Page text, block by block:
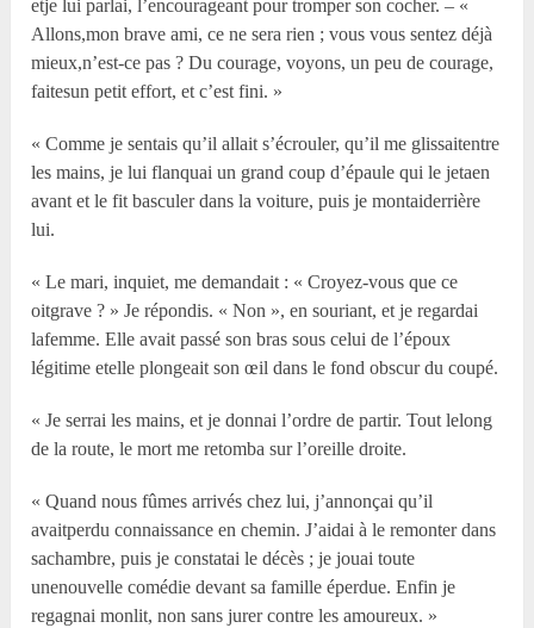
etje lui parlai, l’encourageant pour tromper son cocher. – «
Allons,mon brave ami, ce ne sera rien ; vous vous sentez déjà
mieux,n’est-ce pas ? Du courage, voyons, un peu de courage,
faitesun petit effort, et c’est fini. »
« Comme je sentais qu’il allait s’écrouler, qu’il me glissaitentre
les mains, je lui flanquai un grand coup d’épaule qui le jetaen
avant et le fit basculer dans la voiture, puis je montaiderrière
lui.
« Le mari, inquiet, me demandait : « Croyez-vous que ce
oitgrave ? » Je répondis. « Non », en souriant, et je regardai
lafemme. Elle avait passé son bras sous celui de l’époux
légitime etelle plongeait son œil dans le fond obscur du coupé.
« Je serrai les mains, et je donnai l’ordre de partir. Tout lelong
de la route, le mort me retomba sur l’oreille droite.
« Quand nous fûmes arrivés chez lui, j’annonçai qu’il
avaitperdu connaissance en chemin. J’aidai à le remonter dans
sachambre, puis je constatai le décès ; je jouai toute
unenouvelle comédie devant sa famille éperdue. Enfin je
regagnai monlit, non sans jurer contre les amoureux. »